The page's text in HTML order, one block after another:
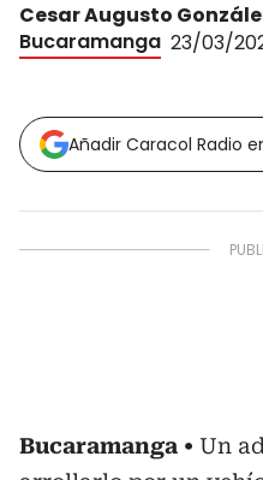
Cesar Augusto
Bucaramanga 23/03/
Añadir Caracol Radio
Bucaramanga
Un